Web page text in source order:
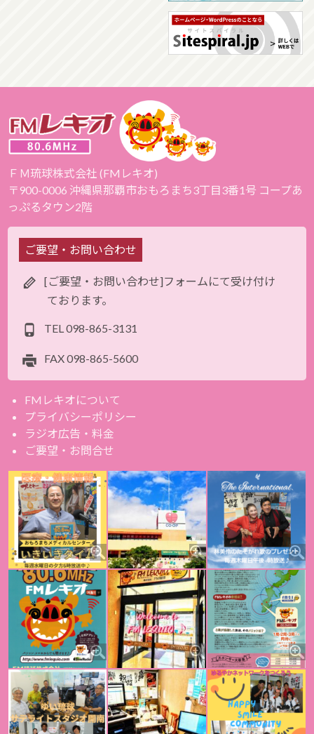
ＦＭ琉球株式会社 (FMレキオ)
〒900-0006 沖縄県那覇市おもろまち3丁目3番1号 コープあ
っぷるタウン2階
ご要望・お問い合わせ
[ご要望・お問い合わせ]フォームにて受け付け
ております。
TEL 098-865-3131
FAX098-865-5600
FMレキオについて
プライバシーポリシー
ラジオ広告・料金
ご要望・お問合せ